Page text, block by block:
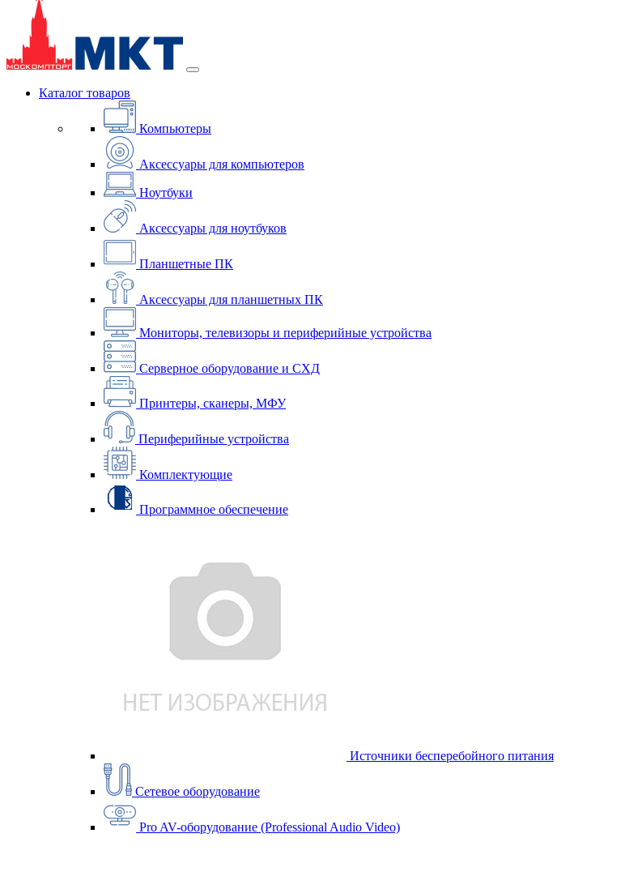
Каталог товаров
Компьютеры
Аксессуары для компьютеров
Ноутбуки
Аксессуары для ноутбуков
Планшетные ПК
Аксессуары для планшетных ПК
Мониторы, телевизоры и периферийные устройства
Серверное оборудование и СХД
Принтеры, сканеры, МФУ
Периферийные устройства
Комплектующие
Программное обеспечение
Источники бесперебойного питания
Сетевое оборудование
Pro AV-оборудование (Professional Audio Video)